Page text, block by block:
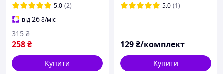
900-1400 артикул
v.0202.0302
5.0 (2)
від26₴/міс
258₴
315 ₴
Купити
5.0 (1)
129₴/комплект
Купити